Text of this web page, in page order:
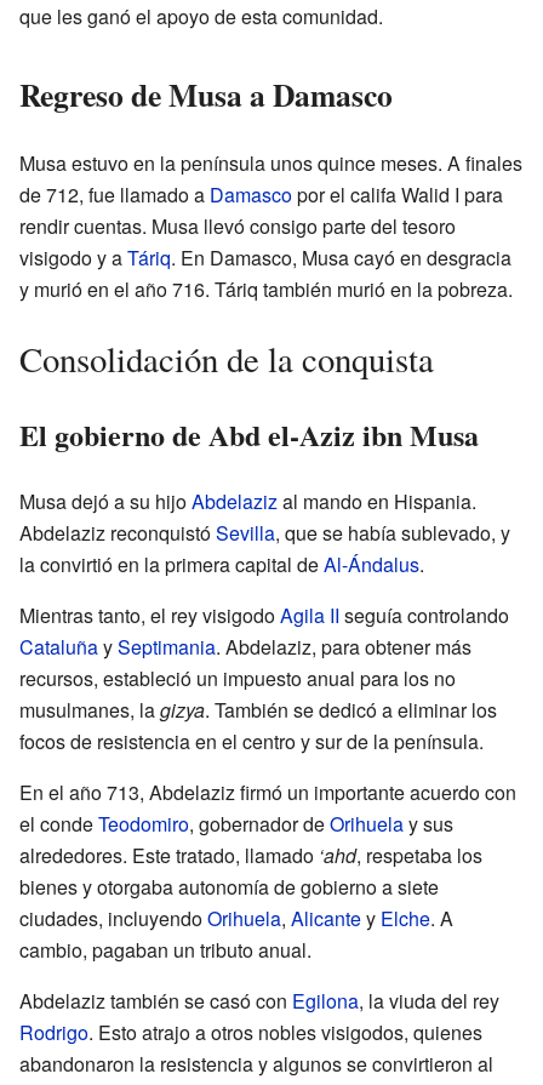
que les ganó el apoyo de esta comunidad.
Regreso de Musa a Damasco
Musa estuvo en la península unos quince meses. A finales
de 712, fue llamado a Damascopor el califa Walid I para
rendir cuentas. Musa llevó consigo parte del tesoro
visigodo y aTáriq. En Damasco, Musa cayó en desgracia
y murió en el año 716. Táriq también murió en la pobreza.
Consolidación de la conquista
El gobierno de Abd el-Aziz ibn Musa
Musa dejó a su hijoAbdelaziz al mando en Hispania.
Abdelaziz reconquistóSevilla, que se había sublevado, y
la convirtió en la primera capital deAl-Ándalus.
Mientras tanto, el rey visigodoAgila II seguía controlando
CataluñaySeptimania. Abdelaziz, para obtener más
recursos, estableció un impuesto anual para los no
musulmanes, lagizya. También se dedicó a eliminar los
focos de resistencia en el centro y sur de la península.
En el año 713, Abdelaziz firmó un importante acuerdo con
el condeTeodomiro, gobernador deOrihuelay sus
alrededores. Este tratado, llamado ‘ahd, respetaba los
bienes y otorgaba autonomía de gobierno a siete
ciudades, incluyendoOrihuela, Alicantey Elche. A
cambio, pagaban un tributo anual.
Abdelaziz también se casó con Egilona, la viuda del rey
Rodrigo. Esto atrajo a otros nobles visigodos, quienes
abandonaron la resistencia y algunos se convirtieron al